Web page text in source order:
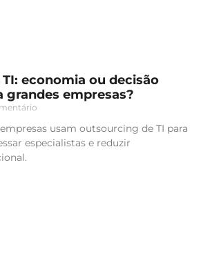
economia ou decisão
grandes empresas?
usam outsourcing de TI para
especialistas e reduzir